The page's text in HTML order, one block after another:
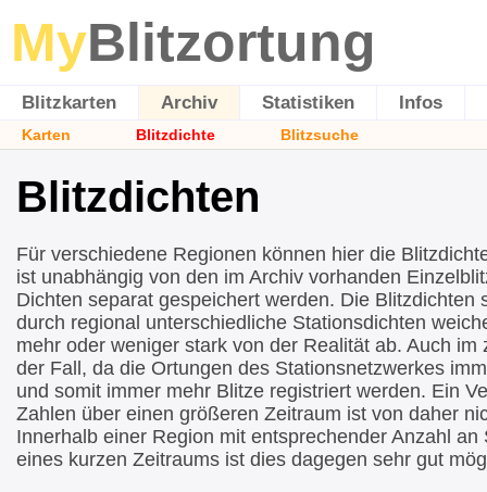
MyBlitzortung
Blitzkarten Archiv Statistiken Infos
Karten Blitzdichte Blitzsuche
Blitzdichten
Für verschiedene Regionen können hier die
ist unabhängig von den im Archiv vorhanden
Dichten separat gespeichert werden. Die Blitzdichten
durch regional unterschiedliche Stationsdichten
mehr oder weniger stark von der Realität ab. Auch im
der Fall, da die Ortungen des Stationsnetzwerkes
und somit immer mehr Blitze registriert werden. Ein
Zahlen über einen größeren Zeitraum ist von daher
Innerhalb einer Region mit entsprechender Anzahl
eines kurzen Zeitraums ist dies dagegen sehr gut